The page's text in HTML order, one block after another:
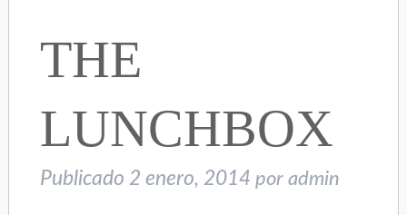
THE
LUNCHBOX
Publicado 2 enero, 2014 por admin